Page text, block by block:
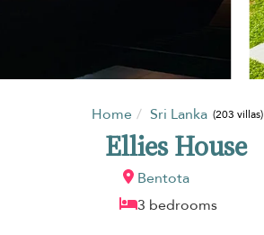
Home Sri Lanka (203 villas)
Ellies House
Bentota
3 bedrooms